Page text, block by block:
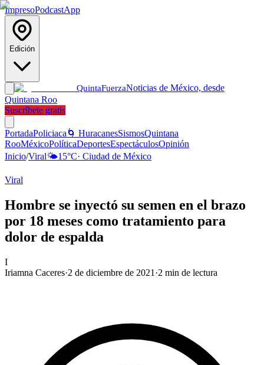
ImpresoPodcastApp
Edición
QuintaFuerzaNoticias de México, desde
Quintana Roo
Suscríbete gratis
PortadaPoliciaca 🌀 HuracanesSismosQuintana
RooMéxicoPolíticaDeportesEspectáculosOpinión
Inicio/Viral🌤️15°C· Ciudad de México
Viral
Hombre se inyectó su semen en el brazo
por 18 meses como tratamiento para
dolor de espalda
I
Iriamna Caceres·2 de diciembre de 2021 ·2 min de lectura